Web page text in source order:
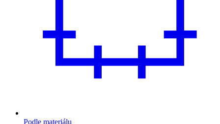
Podle materiálu